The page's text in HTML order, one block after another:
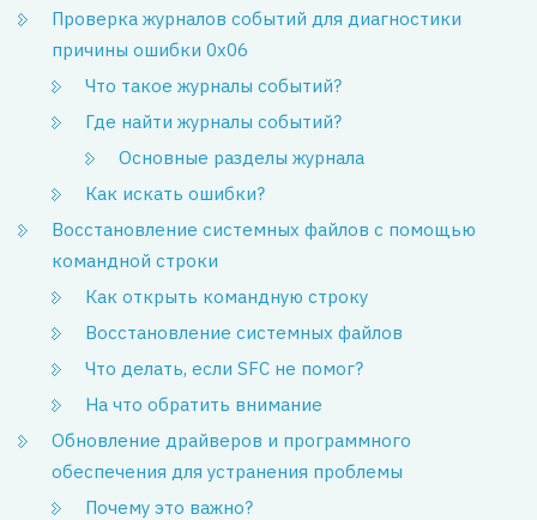
Проверка журналов событий для диагностики
причины ошибки 0x06
Что такое журналы событий?
Где найти журналы событий?
Основные разделы журнала
Как искать ошибки?
Восстановление системных файлов с помощью
командной строки
Как открыть командную строку
Восстановление системных файлов
Что делать, если SFC не помог?
На что обратить внимание
Обновление драйверов и программного
обеспечения для устранения проблемы
Почему это важно?